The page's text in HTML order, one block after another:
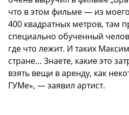
что в этом фильме — из
400 квадратных метров, там
специально обученный
где что лежит. И таких
стране… Знаете, какие это
взять вещи в аренду, как
ГУМе», — заявил артист.